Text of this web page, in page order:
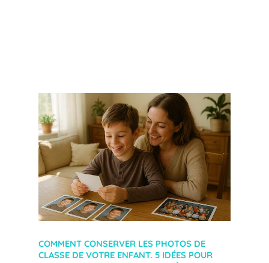
COMMENT CONSERVER LES PHOTOS DE
CLASSE DE VOTRE ENFANT. 5 IDÉES POUR